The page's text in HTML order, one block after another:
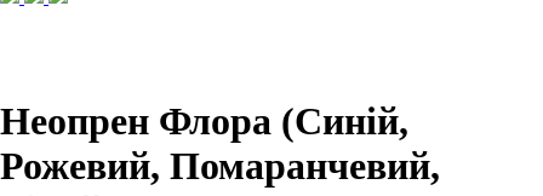
Неопрен Флора (Синій,
Рожевий, Помаранчевий,